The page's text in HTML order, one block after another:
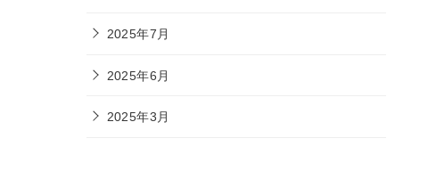
2025年7月
2025年6月
2025年3月